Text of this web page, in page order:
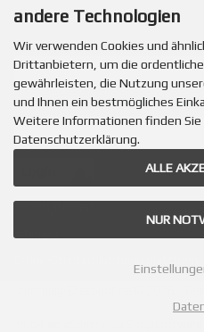
Willkommen zurück!
E-Mail-Adresse:
Passwort:
Informationen
andere Technologien
Wir verwenden Cookies und
Drittanbietern, um die
gewährleisten, die Nutzung
und Ihnen ein bestmögliches
Weitere Informationen finden Sie
Datenschutzerklärung.
ALLE
NUR